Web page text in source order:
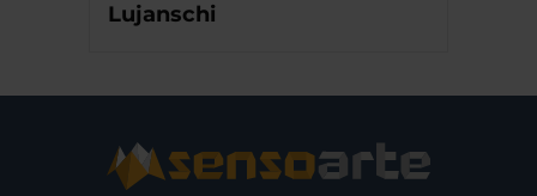
Lujanschi